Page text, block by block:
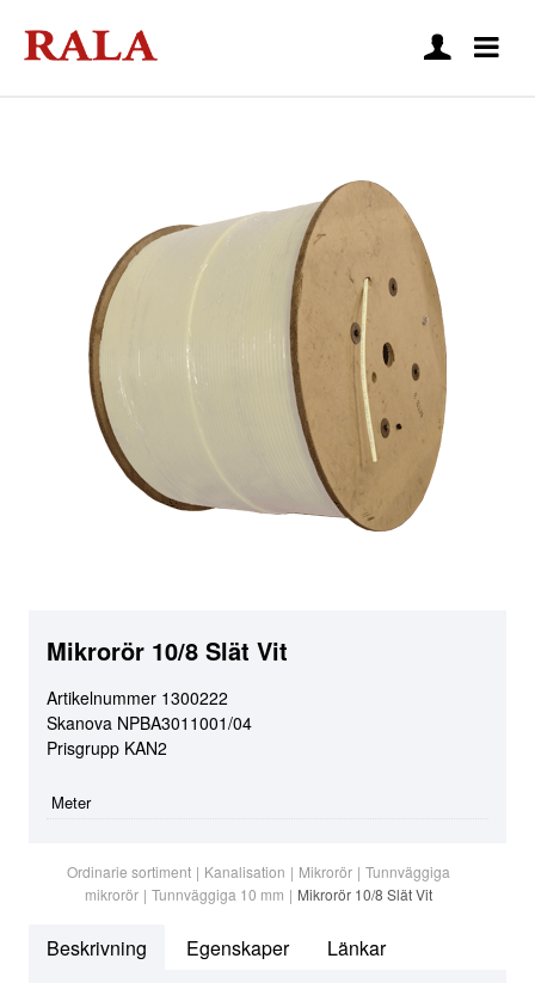
Mikrorör 10/8 Slät Vit
Artikelnummer 1300222
Skanova NPBA3011001/04
Prisgrupp KAN2
Meter
Ordinarie sortiment | Kanalisation | Mikrorör | Tunnväggiga
mikrorör | Tunnväggiga 10 mm | Mikrorör 10/8 Slät Vit
Beskrivning Egenskaper Länkar